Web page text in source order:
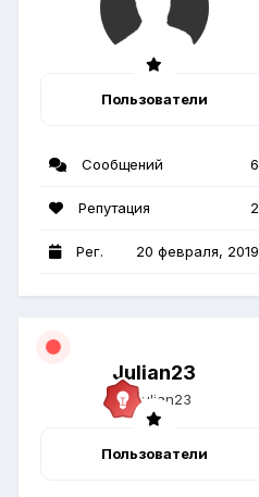
Пользователи
Сообщений 6
Репутация 2
Рег. 20 февраля, 2019
Julian23
Пользователи